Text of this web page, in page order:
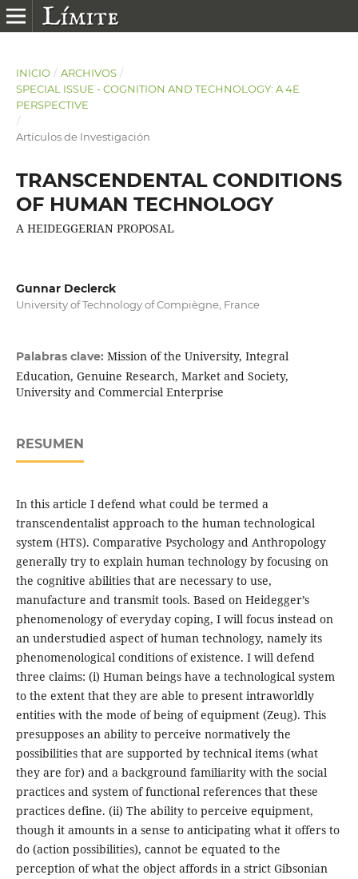
INICIO / ARCHIVOS /
SPECIAL ISSUE - COGNITION AND TECHNOLOGY: A 4E
PERSPECTIVE
/
Artículos de Investigación
TRANSCENDENTAL CONDITIONS
OF HUMAN TECHNOLOGY
A HEIDEGGERIAN PROPOSAL
Gunnar Declerck
University of Technology of Compiègne, France
Palabras clave: Mission of the University, Integral
Education, Genuine Research, Market and Society,
University and Commercial Enterprise
RESUMEN
In this article I defend what could be termed a
transcendentalist approach to the human technological
system (HTS). Comparative Psychology and Anthropology
generally try to explain human technology by focusing on
the cognitive abilities that are necessary to use,
manufacture and transmit tools. Based on Heidegger’s
phenomenology of everyday coping, I will focus instead on
an understudied aspect of human technology, namely its
phenomenological conditions of existence. I will defend
three claims: (i) Human beings have a technological system
to the extent that they are able to present intraworldly
entities with the mode of being of equipment (Zeug). This
presupposes an ability to perceive normatively the
possibilities that are supported by technical items (what
they are for) and a background familiarity with the social
practices and system of functional references that these
practices define. (ii) The ability to perceive equipment,
though it amounts in a sense to anticipating what it offers to
do (action possibilities), cannot be equated to the
perception of what the object affords in a strict Gibsonian